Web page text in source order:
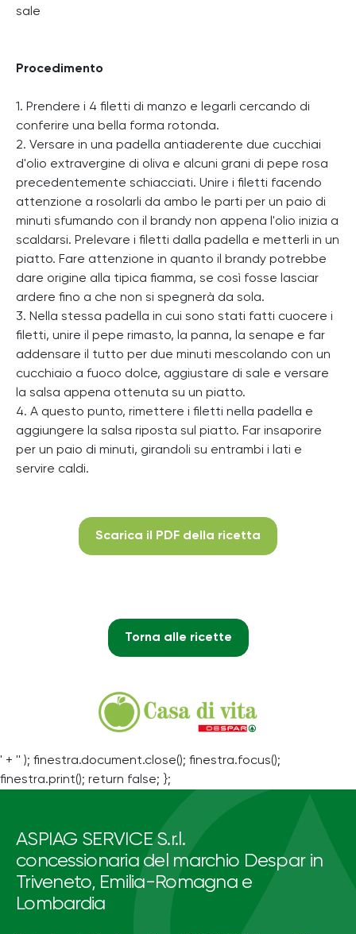
sale
Procedimento
1. Prendere i 4 filetti di manzo e legarli cercando di
conferire una bella forma rotonda.
2. Versare in una padella antiaderente due cucchiai
d'olio extravergine di oliva e alcuni grani di pepe rosa
precedentemente schiacciati. Unire i filetti facendo
attenzione a rosolarli da ambo le parti per un paio di
minuti sfumando con il brandy non appena l'olio inizia a
scaldarsi. Prelevare i filetti dalla padella e metterli in un
piatto. Fare attenzione in quanto il brandy potrebbe
dare origine alla tipica fiamma, se così fosse lasciar
ardere fino a che non si spegnerà da sola.
3. Nella stessa padella in cui sono stati fatti cuocere i
filetti, unire il pepe rimasto, la panna, la senape e far
addensare il tutto per due minuti mescolando con un
cucchiaio a fuoco dolce, aggiustare di sale e versare
la salsa appena ottenuta su un piatto.
4. A questo punto, rimettere i filetti nella padella e
aggiungere la salsa riposta sul piatto. Far insaporire
per un paio di minuti, girandoli su entrambi i lati e
servire caldi.
Scarica il PDF della ricetta
Torna alle ricette
' + '' ); finestra.document.close(); finestra.focus();
finestra.print(); return false; };
ASPIAG SERVICE S.r.l.
concessionaria del marchio Despar in
Triveneto, Emilia-Romagna e
Lombardia